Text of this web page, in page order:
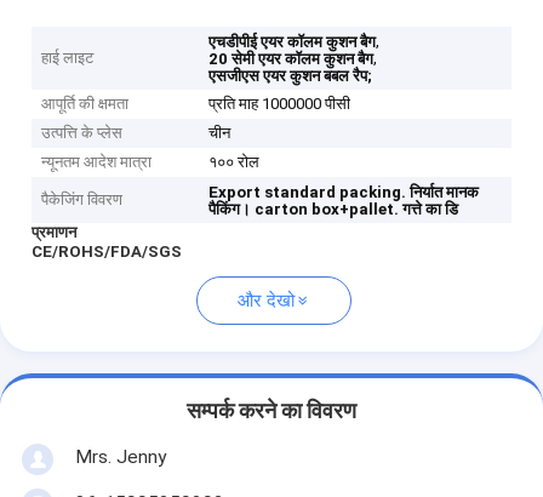
हाई लाइट
एचडीपीई एयर कॉलम कुशन बैग,
20 सेमी एयर कॉलम कुशन बैग,
एसजीएस एयर कुशन बबल रैप;
आपूर्ति की क्षमता
प्रति माह 1000000 पीसी
उत्पत्ति के प्लेस
चीन
न्यूनतम आदेश मात्रा
१०० रोल
पैकेजिंग विवरण Export standard packing. निर्यात मानक
पैकिंग। carton box+pallet. गत्ते का डि
प्रमाणन
CE/ROHS/FDA/SGS
और देखो
सम्पर्क करने का विवरण
Mrs. Jenny